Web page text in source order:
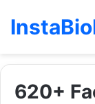
620+